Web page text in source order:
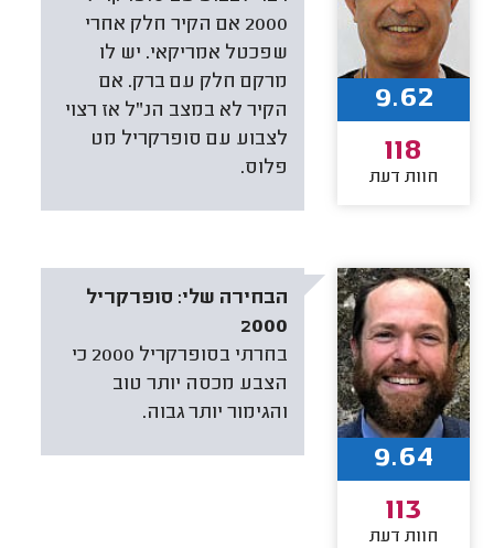
2000 אם הקיר חלק אחרי
שפכטל אמריקאי. יש לו
מרקם חלק עם ברק. אם
הקיר לא במצב הנ"ל אז רצוי
לצבוע עם סופרקריל מט
פלוס.
9.62
118
חוות דעת
הבחירה שלי: סופרקריל
2000
בחרתי בסופרקריל 2000 כי
הצבע מכסה יותר טוב
והגימור יותר גבוה.
9.64
113
חוות דעת